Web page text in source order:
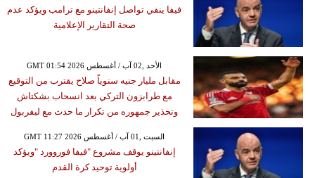
فيفا ينفي تواصل إنفانتينو مع ترامب ويؤكد عدم
صحة التقارير الإعلامية
GMT 01:54 2026 الأحد ,02 آب / أغسطس
مقابل مليار جنيه سنوياً صلاح يقترب من التوقيع
مع طرابزون التركي بعد انسحاب بشكتاش
وتحذير جمهوره من تكرار ما حدث مع ليفربول
GMT 11:27 2026 السبت ,01 آب / أغسطس
إنفانتينو يوقف مشروع "فيفا فوروورد "ويؤكد
أولوية توحيد كرة القدم